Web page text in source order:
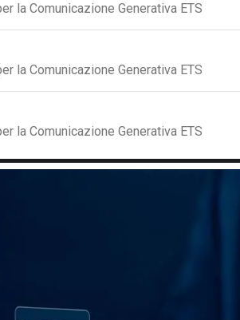
la Comunicazione Generativa ETS
la Comunicazione Generativa ETS
la Comunicazione Generativa ETS